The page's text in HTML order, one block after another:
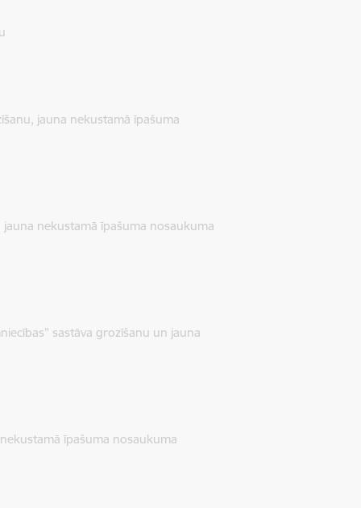
jauna nekustamā īpašuma
nekustamā īpašuma nosaukuma
sastāva grozīšanu un jauna
īpašuma nosaukuma